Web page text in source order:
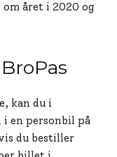
om året i 2020 og
kan du i
en personbil på
du bestiller